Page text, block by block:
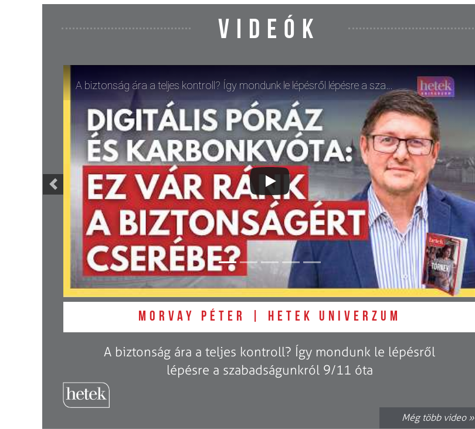
VIDEÓK
A biztonság ára a teljes kontroll? Így mondunk le lépésről lépésre a szabadságunkról 9/11 óta
Morvay Péter | Hetek Univerzum
A biztonság ára a teljes kontroll? Így mondunk le lépésről
lépésre a szabadságunkról 9/11 óta
Previous
Még több video »